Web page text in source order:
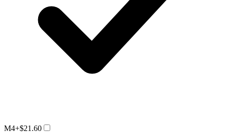
M4+$21.60